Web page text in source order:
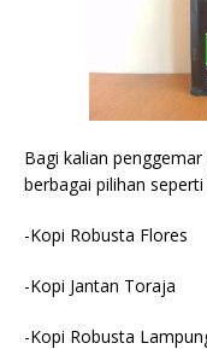
Bagi kalian
berbagai pilihan
-Kopi Robusta Flores
-Kopi Jantan Toraja
-Kopi Robusta